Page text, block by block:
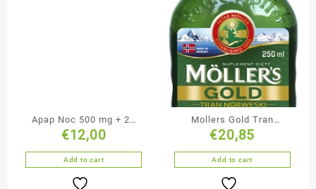
Apap Noc 500 mg + 25
mg tabletki powlekane
50 sztuk
€12,00
Add to cart
Mollers Gold Tran
Norweski 250 ml
€20,85
Add to cart